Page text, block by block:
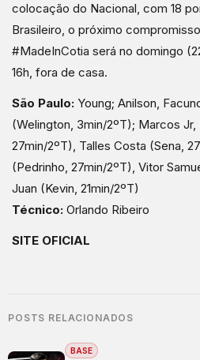
colocação do Nacional, com 18
Brasileiro, o próximo
#MadeInCotia será no domingo
16h, fora de casa.
São Paulo: Young; Anilson,
(Welington, 3min/2ºT); Marcos
27min/2ºT), Talles Costa (Sena,
(Pedrinho, 27min/2ºT), Vitor
Juan (Kevin, 21min/2ºT)
Técnico: Orlando Ribeiro
SITE OFICIAL
POSTS RELACIONADOS
BASE